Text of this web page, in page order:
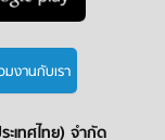
มงานกับเรา
เทศไทย) จำกัด